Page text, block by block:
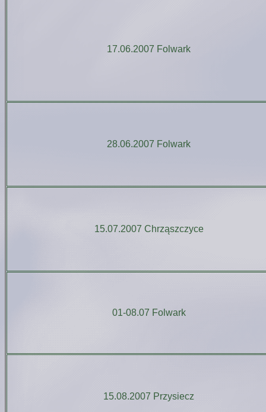
17.06.2007 Folwark
28.06.2007 Folwark
15.07.2007 Chrząszczyce
01-08.07 Folwark
15.08.2007 Przysiecz